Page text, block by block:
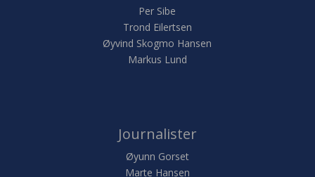
Per Sibe
Trond Eilertsen
Øyvind Skogmo Hansen
Markus Lund
Journalister
Øyunn Gorset
Marte Hansen